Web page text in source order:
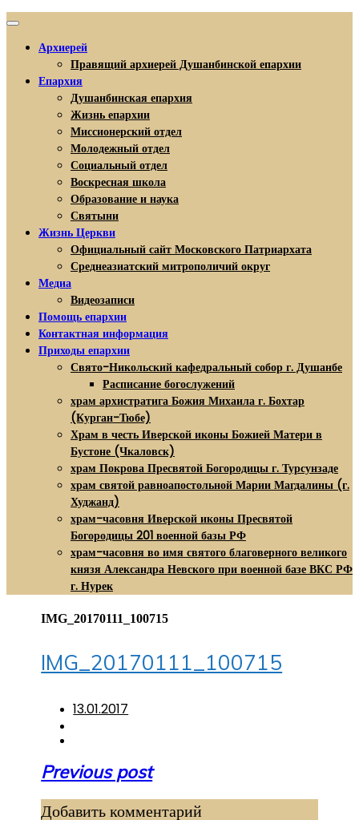
Архиерей
Правящий архиерей Душанбинской епархии
Епархия
Душанбинская епархия
Жизнь епархии
Миссионерский отдел
Молодежный отдел
Социальный отдел
Воскресная школа
Образование и наука
Святыни
Жизнь Церкви
Официальный сайт Московского Патриархата
Среднеазиатский митрополичий округ
Медиа
Видеозаписи
Помощь епархии
Контактная информация
Приходы епархии
Свято-Никольский кафедральный собор г. Душанбе
Расписание богослужений
храм архистратига Божия Михаила г. Бохтар
(Курган-Тюбе)
Храм в честь Иверской иконы Божией Матери в
Бустоне (Чкаловск)
храм Покрова Пресвятой Богородицы г. Турсунзаде
храм святой равноапостольной Марии Магдалины (г.
Худжанд)
храм-часовня Иверской иконы Пресвятой
Богородицы 201 военной базы РФ
храм-часовня во имя святого благоверного великого
князя Александра Невского при военной базе ВКС РФ
г. Нурек
IMG_20170111_100715
IMG_20170111_100715
13.01.2017
Навигация
записям
Previous post
Добавить комментарий